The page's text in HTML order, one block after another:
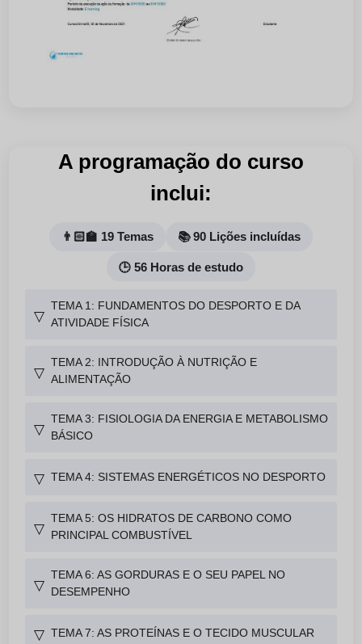
A programação do curso
inclui:
👨🏻‍🏫 19 Temas 📚 90 Lições incluídas
🕒 56 Horas de estudo
▽
TEMA 1: FUNDAMENTOS DO DESPORTO E DA
ATIVIDADE FÍSICA
▽
TEMA 2: INTRODUÇÃO À NUTRIÇÃO E
ALIMENTAÇÃO
▽
TEMA 3: FISIOLOGIA DA ENERGIA E METABOLISMO
BÁSICO
▽ TEMA 4: SISTEMAS ENERGÉTICOS NO DESPORTO
▽
TEMA 5: OS HIDRATOS DE CARBONO COMO
PRINCIPAL COMBUSTÍVEL
▽
TEMA 6: AS GORDURAS E O SEU PAPEL NO
DESEMPENHO
▽ TEMA 7: AS PROTEÍNAS E O TECIDO MUSCULAR